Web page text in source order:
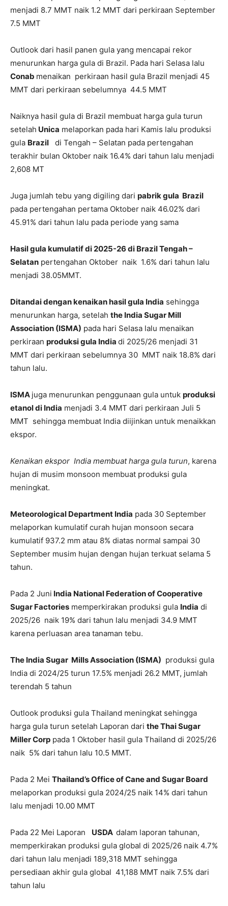
menjadi 8.7 MMT naik 1.2 MMT dari perkiraan September
7.5 MMT
Outlook dari hasil panen gula yang mencapai rekor
menurunkan harga gula di Brazil. Pada hari Selasa lalu
Conab menaikan perkiraan hasil gula Brazil menjadi 45
MMT dari perkiraan sebelumnya 44.5 MMT
Naiknya hasil gula di Brazil membuat harga gula turun
setelah Unica melaporkan pada hari Kamis lalu produksi
gula Brazil di Tengah – Selatan pada pertengahan
terakhir bulan Oktober naik 16.4% dari tahun lalu menjadi
2,608 MT
Juga jumlah tebu yang digiling dari pabrik gula Brazil
pada pertengahan pertama Oktober naik 46.02% dari
45.91% dari tahun lalu pada periode yang sama
Hasil gula kumulatif di 2025-26 di Brazil Tengah –
Selatan pertengahan Oktober naik 1.6% dari tahun lalu
menjadi 38.05MMT.
Ditandai dengan kenaikan hasil gula India sehingga
menurunkan harga, setelah the India Sugar Mill
Association (ISMA) pada hari Selasa lalu menaikan
perkiraan produksi gula India di 2025/26 menjadi 31
MMT dari perkiraan sebelumnya 30 MMT naik 18.8% dari
tahun lalu.
ISMA juga menurunkan penggunaan gula untuk produksi
etanol di India menjadi 3.4 MMT dari perkiraan Juli 5
MMT sehingga membuat India diijinkan untuk menaikkan
ekspor.
Kenaikan ekspor India membuat harga gula turun, karena
hujan di musim monsoon membuat produksi gula
meningkat.
Meteorological Department India pada 30 September
melaporkan kumulatif curah hujan monsoon secara
kumulatif 937.2 mm atau 8% diatas normal sampai 30
September musim hujan dengan hujan terkuat selama 5
tahun.
Pada 2 Juni India National Federation of Cooperative
Sugar Factories memperkirakan produksi gula India di
2025/26 naik 19% dari tahun lalu menjadi 34.9 MMT
karena perluasan area tanaman tebu.
The India Sugar Mills Association (ISMA) produksi gula
India di 2024/25 turun 17.5% menjadi 26.2 MMT, jumlah
terendah 5 tahun
Outlook produksi gula Thailand meningkat sehingga
harga gula turun setelah Laporan dari the Thai Sugar
Miller Corp pada 1 Oktober hasil gula Thailand di 2025/26
naik 5% dari tahun lalu 10.5 MMT.
Pada 2 Mei Thailand’s Office of Cane and Sugar Board
melaporkan produksi gula 2024/25 naik 14% dari tahun
lalu menjadi 10.00 MMT
Pada 22 Mei Laporan USDA dalam laporan tahunan,
memperkirakan produksi gula global di 2025/26 naik 4.7%
dari tahun lalu menjadi 189,318 MMT sehingga
persediaan akhir gula global 41,188 MMT naik 7.5% dari
tahun lalu